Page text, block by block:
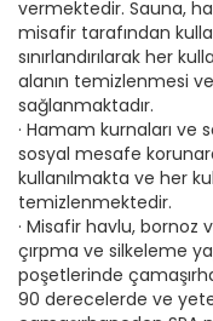
vermektedir. Sauna,
misafir tarafından
sınırlandırılarak her
alanın temizlenmesi
sağlanmaktadır.
· Hamam kurnaları ve
sosyal mesafe
kullanılmakta ve her
temizlenmektedir.
· Misafir havlu, bornoz
çırpma ve silkeleme
poşetlerinde
90 derecelerde ve